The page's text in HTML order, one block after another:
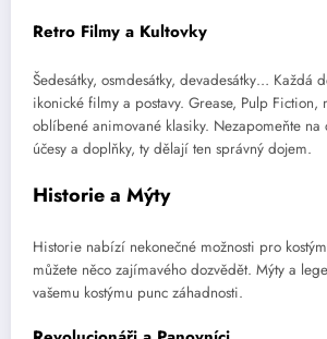
Retro Filmy a Kultovky
Šedesátky, osmdesátky, devadesátky… Každá
ikonické filmy a postavy. Grease, Pulp
oblíbené animované klasiky. Nezapomeňte na
účesy a doplňky, ty dělají ten správný dojem.
Historie a Mýty
Historie nabízí nekonečné možnosti pro
můžete něco zajímavého dozvědět. Mýty a
vašemu kostýmu punc záhadnosti.